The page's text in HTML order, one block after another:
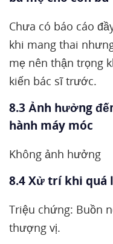
Chưa có báo cáo
khi mang thai
mẹ nên thận trọng
kiến bác sĩ trước.
8.3 Ảnh hưởng
hành máy móc
Không ảnh hưởng
8.4 Xử trí khi quá
Triệu chứng: Buồn
thượng vị.